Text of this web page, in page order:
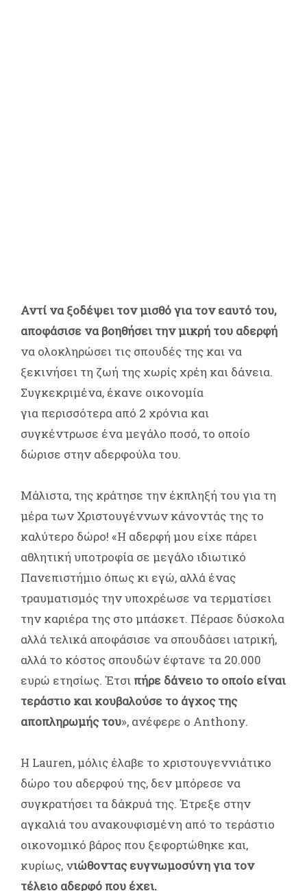
Αντί να ξοδέψει τον μισθό για τον εαυτό του,
αποφάσισε να βοηθήσει την μικρή του αδερφή
να ολοκληρώσει τις σπουδές της και να
ξεκινήσει τη ζωή της χωρίς χρέη και δάνεια.
Συγκεκριμένα, έκανε οικονομία
για περισσότερα από 2 χρόνια και
συγκέντρωσε ένα μεγάλο ποσό, το οποίο
δώρισε στην αδερφούλα του.
Μάλιστα, της κράτησε την έκπληξή του για τη
μέρα των Χριστουγέννων κάνοντάς της το
καλύτερο δώρο! «Η αδερφή μου είχε πάρει
αθλητική υποτροφία σε μεγάλο ιδιωτικό
Πανεπιστήμιο όπως κι εγώ, αλλά ένας
τραυματισμός την υποχρέωσε να τερματίσει
την καριέρα της στο μπάσκετ. Πέρασε δύσκολα
αλλά τελικά αποφάσισε να σπουδάσει ιατρική,
αλλά το κόστος σπουδών έφτανε τα 20.000
ευρώ ετησίως. Έτσι πήρε δάνειο το οποίο είναι
τεράστιο και κουβαλούσε το άγχος της
αποπληρωμής του», ανέφερε ο Anthony.
Η Lauren, μόλις έλαβε το χριστουγεννιάτικο
δώρο του αδερφού της, δεν μπόρεσε να
συγκρατήσει τα δάκρυά της. Έτρεξε στην
αγκαλιά του ανακουφισμένη από το τεράστιο
οικονομικό βάρος που ξεφορτώθηκε και,
κυρίως, νιώθοντας ευγνωμοσύνη για τον
τέλειο αδερφό που έχει.